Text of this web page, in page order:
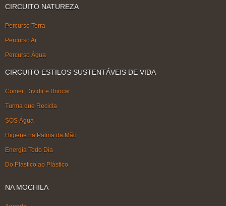
CIRCUITO NATUREZA
Percurso Terra
Percurso Ar
Percurso Água
CIRCUITO ESTILOS SUSTENTÁVEIS DE VIDA
Comer, Dividir e Brincar
Turma que Recicla
SOS Água
Higiene na Palma da Mão
Energia Todo Dia
Do Plástico ao Plástico
NA MOCHILA